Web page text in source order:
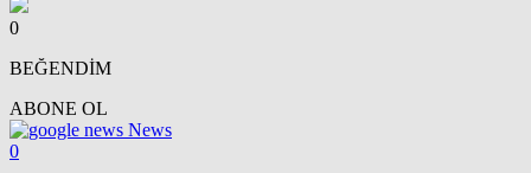
0
BEĞENDİM
ABONE OL
News
0